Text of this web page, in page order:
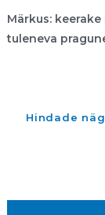
Märkus:
tuleneva
Hindade